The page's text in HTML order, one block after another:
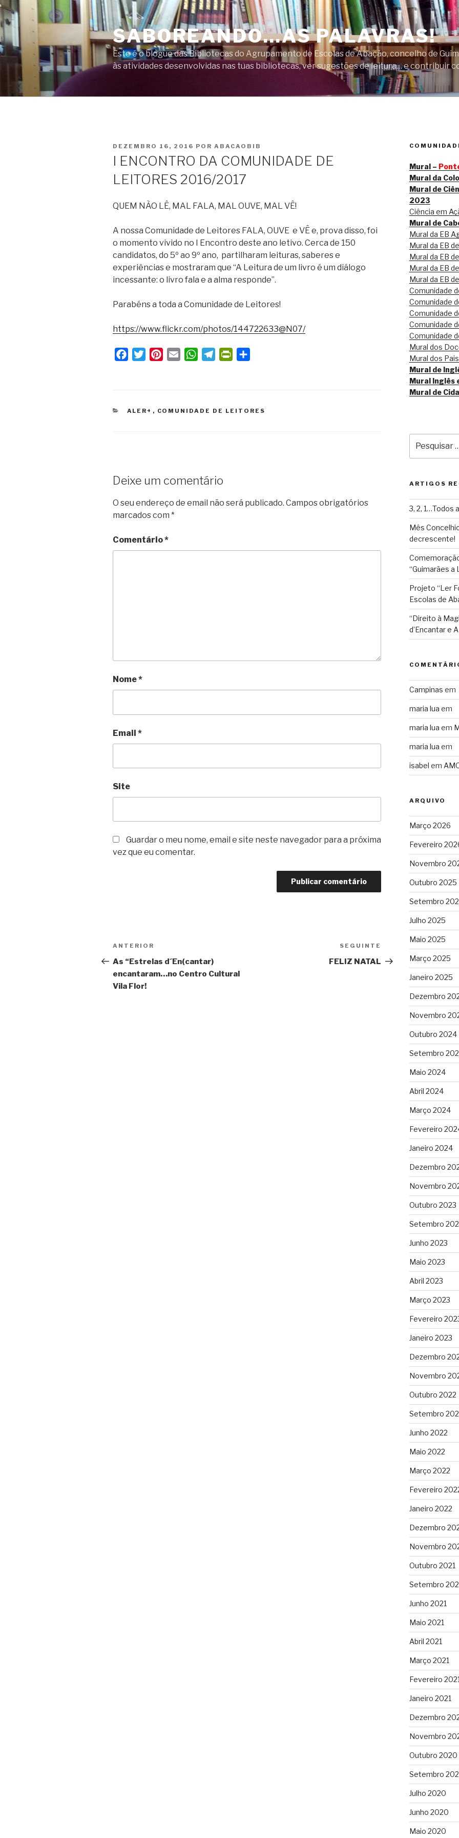
Saltar
para
o
conteúdo
SABOREANDO…AS PALAVRAS!
Este é o blogue das Bibliotecas do Agrupamento de Escolas de Abação, concelho de
às atividades desenvolvidas nas tuas bibliotecas, ver sugestões de leitura… e contribuir
PUBLICADO
DEZEMBRO 16, 2016 POR ABACAOBIB
I ENCONTRO DA COMUNIDADE DE
LEITORES 2016/2017
QUEM NÃO LÊ, MAL FALA, MAL OUVE, MAL VÊ!
A nossa Comunidade de Leitores FALA, OUVE e VÊ e, prova disso, foi
o momento vivido no I Encontro deste ano letivo. Cerca de 150
candidatos, do 5º ao 9º ano, partilharam leituras, saberes e
experiências e mostraram que “A Leitura de um livro é um diálogo
incessante: o livro fala e a alma responde”.
Parabéns a toda a Comunidade de Leitores!
https://www.flickr.com/photos/144722633@N07/
b
t
e
l
W
s
g
t
l
e
CATEGORIAS
ALER+ , COMUNIDADE DE LEITORES
Deixe um comentário
O seu endereço de email não será publicado. Campos obrigatórios
marcados com *
Comentário*
Nome*
Email *
Site
Guardar o meu nome, email e site neste navegador para a próxima
vez que eu comentar.
Navegação
de
artigos
Conteúdo
anterior
ANTERIOR
As “Estrelas d´En(cantar)
encantaram…no Centro Cultural
Vila Flor!
Conteúdo
seguinte
SEGUINTE
FELIZ NATAL
Mural –
Mural da
Mural de
2023
Ciência em
Mural de
Mural da EB
Mural da EB
Mural da EB
Mural da EB
Mural da EB
Comunidade
Comunidade
Comunidade
Comunidade
Comunidade
Mural dos
Mural dos
Mural de
Mural Inglês
Mural de
por:
ARTIGOS
3, 2, 1…Todos
Mês
decrescente!
“Guimarães a
Projeto “Ler
Escolas de
“Direito à
d’Encantar e
Campinas em
maria lua em
maria lua em
maria lua em
isabel em
ARQUIVO
Março 2026
Fevereiro
Novembro
Outubro 2025
Setembro
Julho 2025
Maio 2025
Março 2025
Janeiro 2025
Dezembro
Novembro
Outubro 2024
Setembro
Maio 2024
Abril 2024
Março 2024
Fevereiro
Janeiro 2024
Dezembro
Novembro
Outubro 2023
Setembro
Junho 2023
Maio 2023
Abril 2023
Março 2023
Fevereiro
Janeiro 2023
Dezembro
Novembro
Outubro 2022
Setembro
Junho 2022
Maio 2022
Março 2022
Fevereiro
Janeiro 2022
Dezembro
Novembro
Outubro 2021
Setembro
Junho 2021
Maio 2021
Abril 2021
Março 2021
Fevereiro 2021
Janeiro 2021
Dezembro
Novembro
Outubro 2020
Setembro
Julho 2020
Junho 2020
Maio 2020